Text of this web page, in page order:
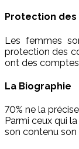
Protection
Les femmes
protection des
ont des
La Biographie
70% ne la
Parmi ceux qui
son contenu son